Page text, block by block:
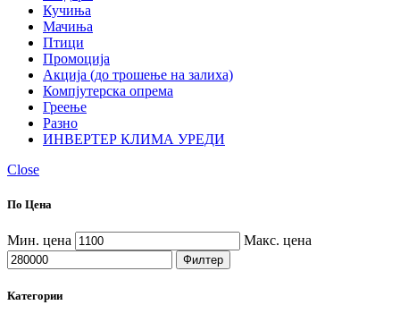
Кучиња
Мачиња
Птици
Промоција
Акција (до трошење на залиха)
Компјутерска опрема
Греење
Разно
ИНВЕРТЕР КЛИМА УРЕДИ
Close
По Цена
Мин. цена Макс. цена
Филтер
Категории